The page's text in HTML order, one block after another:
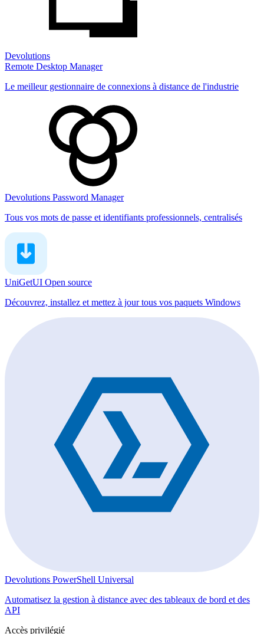
Devolutions
Remote Desktop Manager
Le meilleur gestionnaire de connexions à distance de l'industrie
Devolutions Password Manager
Tous vos mots de passe et identifiants professionnels, centralisés
UniGetUI Open source
Découvrez, installez et mettez à jour tous vos paquets Windows
Devolutions PowerShell Universal
Automatisez la gestion à distance avec des tableaux de bord et des
API
Accès privilégié